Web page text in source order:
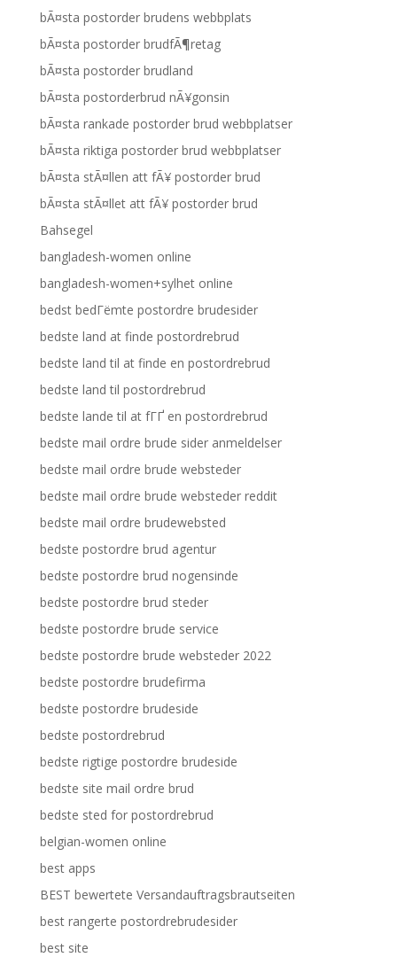
bÃ¤sta postorder brudens webbplats
bÃ¤sta postorder brudfÃ¶retag
bÃ¤sta postorder brudland
bÃ¤sta postorderbrud nÃ¥gonsin
bÃ¤sta rankade postorder brud webbplatser
bÃ¤sta riktiga postorder brud webbplatser
bÃ¤sta stÃ¤llen att fÃ¥ postorder brud
bÃ¤sta stÃ¤llet att fÃ¥ postorder brud
Bahsegel
bangladesh-women online
bangladesh-women+sylhet online
bedst bedГёmte postordre brudesider
bedste land at finde postordrebrud
bedste land til at finde en postordrebrud
bedste land til postordrebrud
bedste lande til at fГҐ en postordrebrud
bedste mail ordre brude sider anmeldelser
bedste mail ordre brude websteder
bedste mail ordre brude websteder reddit
bedste mail ordre brudewebsted
bedste postordre brud agentur
bedste postordre brud nogensinde
bedste postordre brud steder
bedste postordre brude service
bedste postordre brude websteder 2022
bedste postordre brudefirma
bedste postordre brudeside
bedste postordrebrud
bedste rigtige postordre brudeside
bedste site mail ordre brud
bedste sted for postordrebrud
belgian-women online
best apps
BEST bewertete Versandauftragsbrautseiten
best rangerte postordrebrudesider
best site